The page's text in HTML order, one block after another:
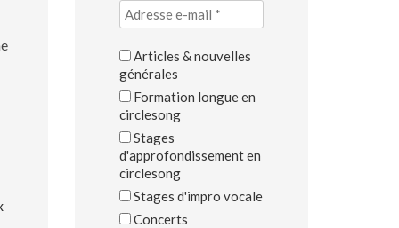
Articles & nouvelles
générales
Formation longue en
circlesong
Stages
d'approfondissement en
circlesong
Stages d'impro vocale
Concerts